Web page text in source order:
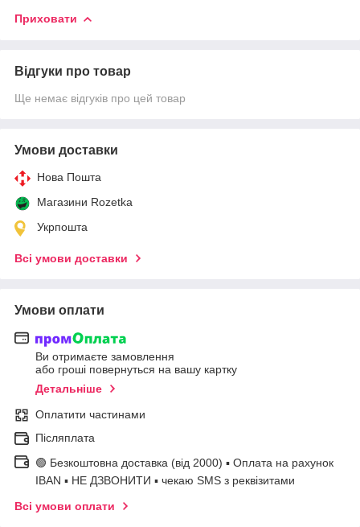
Приховати
Відгуки про товар
Ще немає відгуків про цей товар
Умови доставки
Нова Пошта
Магазини Rozetka
Укрпошта
Всі умови доставки
Умови оплати
Ви отримаєте замовлення
або гроші повернуться на вашу картку
Детальніше
Оплатити частинами
Післяплата
🟢 Безкоштовна доставка (від 2000) ▪ Оплата на рахунок
IBAN ▪ НЕ ДЗВОНИТИ ▪ чекаю SMS з реквізитами
Всі умови оплати